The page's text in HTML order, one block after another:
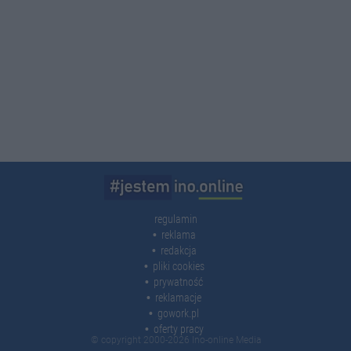
regulamin
reklama
redakcja
pliki cookies
prywatność
reklamacje
gowork.pl
oferty pracy
© copyright 2000-2026 Ino-online Media